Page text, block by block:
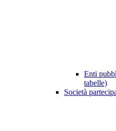
Enti
tabelle)
Società